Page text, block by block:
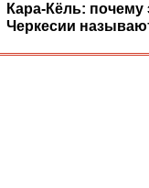
Кара-Кёль: почему
Черкесии